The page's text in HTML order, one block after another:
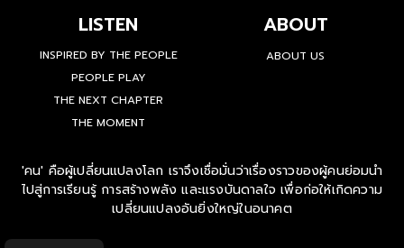
LISTEN
INSPIRED BY THE PEOPLE
PEOPLE PLAY
THE NEXT CHAPTER
THE MOMENT
ABOUT
ABOUT US
'คน' คือผู้เปลี่ยนแปลงโลก เราจึงเชื่อมั่นว่าเรื่องราวของผู้คนย่อมนำ
ไปสู่การเรียนรู้ การสร้างพลัง และแรงบันดาลใจ เพื่อก่อให้เกิดความ
เปลี่ยนแปลงอันยิ่งใหญ่ในอนาคต